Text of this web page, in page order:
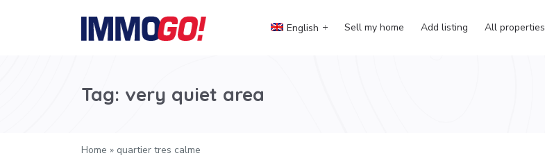
English Sell my home Add listing All properties
Tag: very quiet area
Home » quartier tres calme